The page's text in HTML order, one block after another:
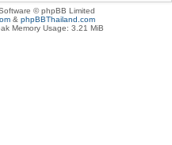
© phpBB Limited
& phpBBThailand.com
Memory Usage: 3.21 MiB